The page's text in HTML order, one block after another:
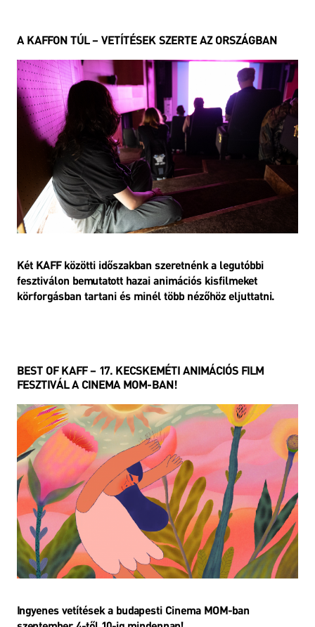
A KAFFON TÚL – VETÍTÉSEK SZERTE AZ ORSZÁGBAN
Két KAFF közötti időszakban szeretnénk a legutóbbi
fesztiválon bemutatott hazai animációs kisfilmeket
körforgásban tartani és minél több nézőhöz eljuttatni.
BEST OF KAFF – 17. KECSKEMÉTI ANIMÁCIÓS FILM
FESZTIVÁL A CINEMA MOM-BAN!
Ingyenes vetítések a budapesti Cinema MOM-ban